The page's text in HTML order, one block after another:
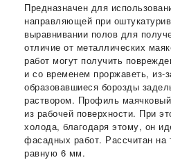
Предназначен для
направляющей при
выравнивании полов для
отличие от металлических
работ могут получить
и со временем проржаветь, из-
образовавшиеся борозды
раствором. Профиль
из рабочей поверхности. При
холода, благодаря этому, он
фасадных работ. Рассчитан на
равную 6 мм.